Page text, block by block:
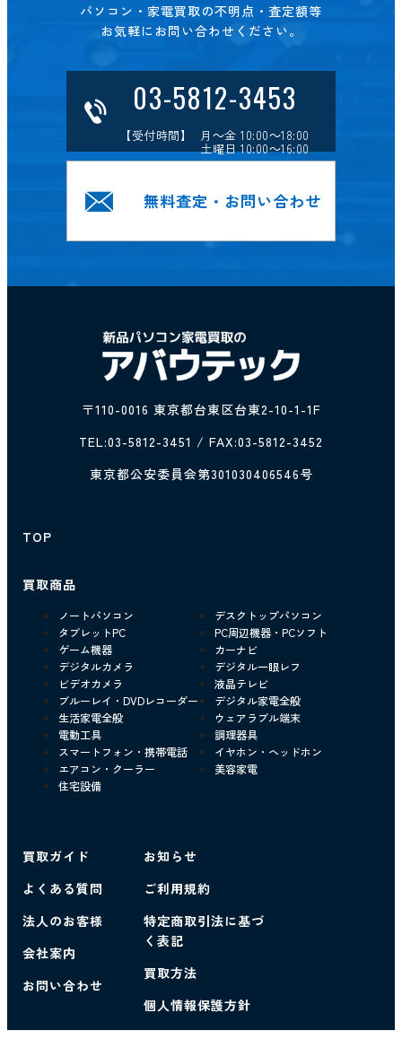
パソコン・家電買取の不明点・査定額等
お気軽にお問い合わせください。
03-5812-3453
【受付時間】 月～金 10:00～18:00
土曜日 10:00～16:00
無料査定・お問い合わせ
〒110-0016 東京都台東区台東2-10-1-1F
TEL:03-5812-3451 / FAX:03-5812-3452
東京都公安委員会第301030406546号
TOP
買取商品
ノートパソコン
デスクトップパソコン
タブレットPC
PC周辺機器・PCソフト
ゲーム機器
カーナビ
デジタルカメラ
デジタル一眼レフ
ビデオカメラ
液晶テレビ
ブルーレイ・DVDレコーダー
デジタル家電全般
生活家電全般
ウェアラブル端末
電動工具
調理器具
スマートフォン・携帯電話
イヤホン・ヘッドホン
エアコン・クーラー
美容家電
住宅設備
買取ガイド
よくある質問
法人のお客様
会社案内
お問い合わせ
お知らせ
ご利用規約
特定商取引法に基づ
く表記
買取方法
個人情報保護方針